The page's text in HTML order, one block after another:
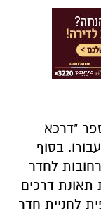
"דרכא
בסוף
לחדר
תאונת דרכים
לחניית חדר